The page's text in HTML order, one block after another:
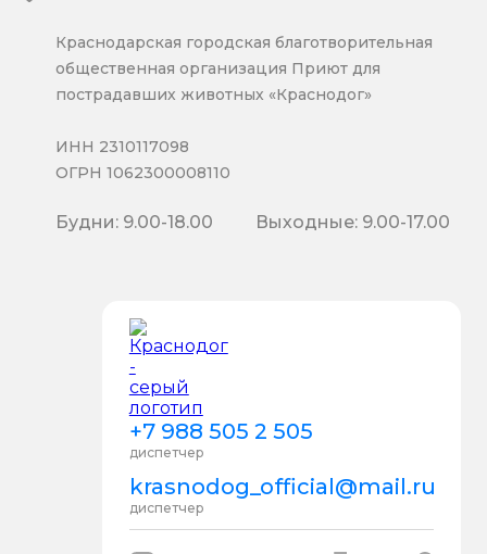
+7 988 505 2 505
диспетчер
krasnodog_official@mail.ru
диспетчер
Краснодарская городская благотворительная
общественная организация Приют для
пострадавших животных «Краснодог»
ИНН 2310117098
ОГРН 1062300008110
Будни: 9.00-18.00 Выходные: 9.00-17.00